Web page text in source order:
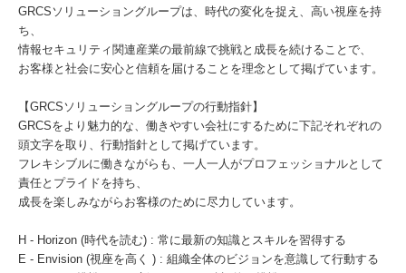
GRCSソリューショングループは、時代の変化を捉え、高い視座を持
ち、
情報セキュリティ関連産業の最前線で挑戦と成長を続けることで、
お客様と社会に安心と信頼を届けることを理念として掲げています。
【GRCSソリューショングループの行動指針】
GRCSをより魅力的な、働きやすい会社にするために下記それぞれの
頭文字を取り、行動指針として掲げています。
フレキシブルに働きながらも、一人一人がプロフェッショナルとして
責任とプライドを持ち、
成長を楽しみながらお客様のために尽力しています。
H - Horizon (時代を読む) : 常に最新の知識とスキルを習得する
E ‐ Envision (視座を高く ) : 組織全体のビジョンを意識して行動する